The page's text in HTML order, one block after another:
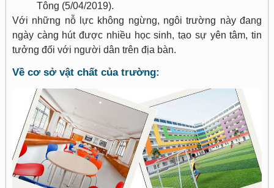
Tông (5/04/2019).
Với những nỗ lực không ngừng, ngôi trường này đang
ngày càng hút được nhiều học sinh, tạo sự yên tâm, tin
tưởng đối với người dân trên địa bàn.
Về cơ sở vật chất của trường: